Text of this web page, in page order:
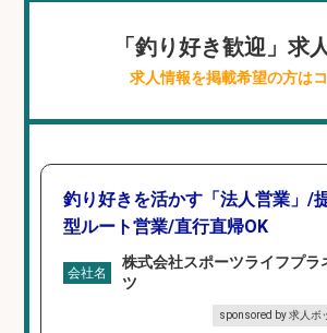
「釣り好き歓迎」求
求人情報を掲載希望の方は
釣り好きを活かす「法人営業」/
型ルート営業/直行直帰OK
会社名
株式会社スポーツライフプラ
ツ
sponsored by 求人ボ